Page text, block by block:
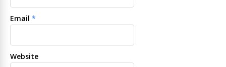
Email *
Website